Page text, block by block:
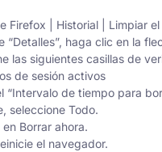
Firefox | Historial | Limpiar
“Detalles”, haga clic en la
las siguientes casillas de
de sesión activos
“Intervalo de tiempo para
seleccione Todo.
Borrar ahora.
el navegador.